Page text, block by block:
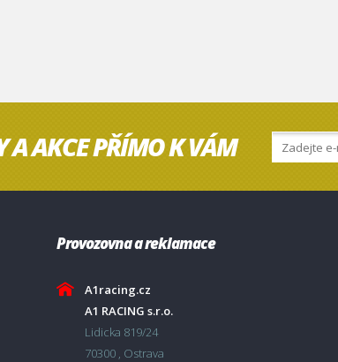
A AKCE PŘÍMO K VÁM
Provozovna a reklamace
A1racing.cz
A1 RACING s.r.o.
Lidicka 819/24
70300 , Ostrava